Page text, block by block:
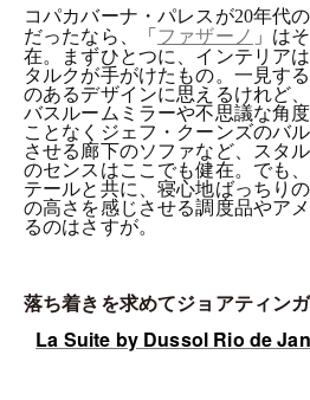
コパカバーナ・パレスが20年代
だったなら、「ファザーノ 」は
在。まずひとつに、インテリア
タルクが手がけたもの。一見す
のあるデザインに思えるけれど
バスルームミラーや不思議な角
ことなくジェフ・クーンズのバ
させる廊下のソファなど、スタ
のセンスはここでも健在。でも
テールと共に、寝心地ばっちり
の高さを感じさせる調度品やア
るのはさすが。
落ち着きを求めてジョアティンガ
La Suite by Dussol Rio de